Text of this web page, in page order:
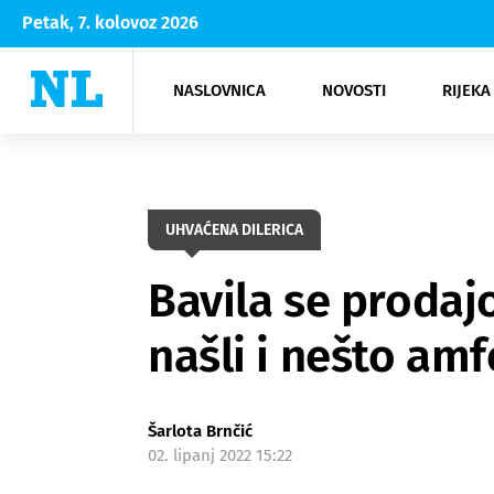
Petak, 7. kolovoz 2026
NASLOVNICA NOVOSTI
Rijeka Opatija
NK
Moda
Kultura
UHVAĆENA DILERICA
Bavila se
našli i nešto
Šarlota Brnčić
02. lipanj 2022 15:22